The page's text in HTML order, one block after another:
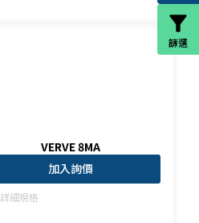
VERVE 8MA
加入詢價
詳細規格
filter_alt
篩選